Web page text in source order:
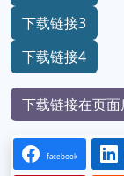
下载链接3
下载链接4
下载链接在页面
facebook